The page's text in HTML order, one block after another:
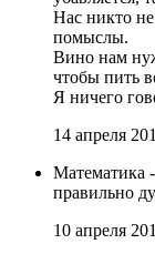
Нас никто
помыслы.
Вино нам
чтобы пить
Я ничего
14 апреля
Математика
правильно
10 апреля